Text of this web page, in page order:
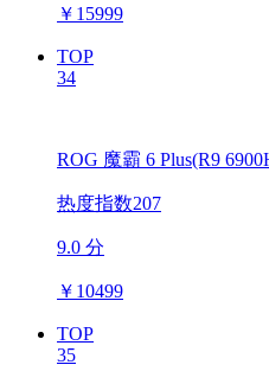
￥ 15999
TOP
34
ROG 魔霸 6 Plus(R9
热度指数207
9.0 分
￥ 10499
TOP
35